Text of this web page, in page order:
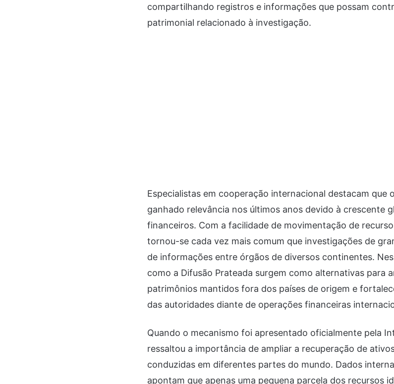
compartilhando registros e informações que possam
patrimonial relacionado à investigação.
Especialistas em cooperação internacional destacam que
ganhado relevância nos últimos anos devido à crescente
financeiros. Com a facilidade de movimentação de
tornou-se cada vez mais comum que investigações de
de informações entre órgãos de diversos continentes.
como a Difusão Prateada surgem como alternativas para
patrimônios mantidos fora dos países de origem e
das autoridades diante de operações financeiras
Quando o mecanismo foi apresentado oficialmente pela
ressaltou a importância de ampliar a recuperação de
conduzidas em diferentes partes do mundo. Dados
apontam que apenas uma pequena parcela dos recursos